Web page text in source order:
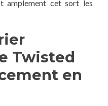
amplement cet sort les
Twisted
en